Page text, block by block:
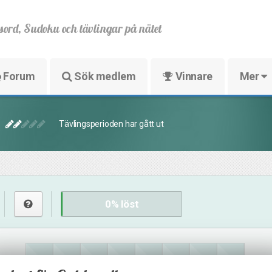
Sudoku och tävlingar på nätet
Forum Sök medlem Vinnare Mer
Tävlingsperioden har gått ut
0% löst